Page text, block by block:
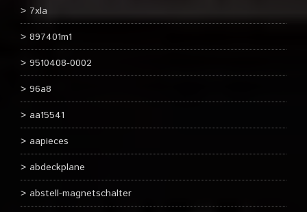
7xla
897401m1
9510408-0002
96a8
aa15541
aapieces
abdeckplane
abstell-magnetschalter